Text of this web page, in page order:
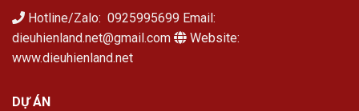
Hotline/Zalo: 0925995699 Email:
dieuhienland.net@gmail.com
Website:
www.dieuhienland.net
DỰ ÁN